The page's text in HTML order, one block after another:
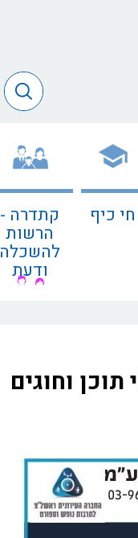
חי כיף קתדרה -
הרשות
להשכלה
ודעת
תוכן וחוגים